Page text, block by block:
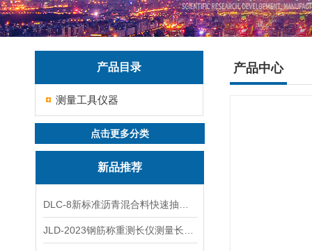
产品目录
测量工具仪器
点击更多分类
新品推荐
产品中心